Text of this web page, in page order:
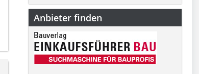
Anbieter finden